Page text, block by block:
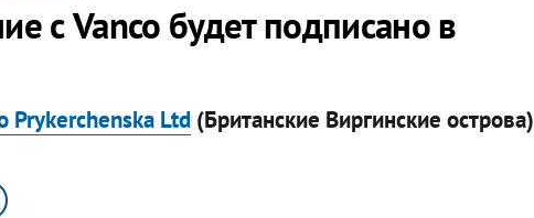
с Vanco будет подписано в
Prykerchenska Ltd(Британские Виргинские острова)